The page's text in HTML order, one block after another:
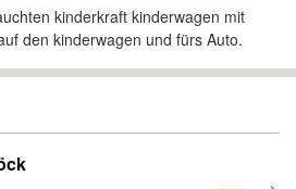
kinderkraft kinderwagen mit
den kinderwagen und fürs Auto.